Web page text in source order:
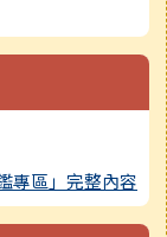
專區」完整內容